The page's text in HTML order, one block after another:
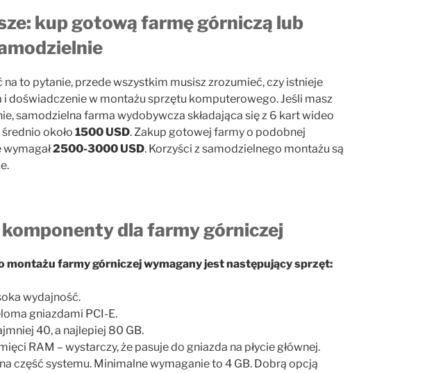
kup gotową farmę górniczą lub
to pytanie, przede wszystkim musisz zrozumieć, czy istnieje
doświadczenie w montażu sprzętu komputerowego. Jeśli masz
samodzielna farma wydobywcza składająca się z 6 kart wideo
około 1500 USD. Zakup gotowej farmy o podobnej
2500-3000 USD. Korzyści z samodzielnego montażu są
dla farmy górniczej
montażu farmy górniczej wymagany jest następujący sprzęt:
wydajność.
gniazdami PCI-E.
40, a najlepiej 80 GB.
RAM – wystarczy, że pasuje do gniazda na płycie głównej.
część systemu. Minimalne wymaganie to 4 GB. Dobrą opcją